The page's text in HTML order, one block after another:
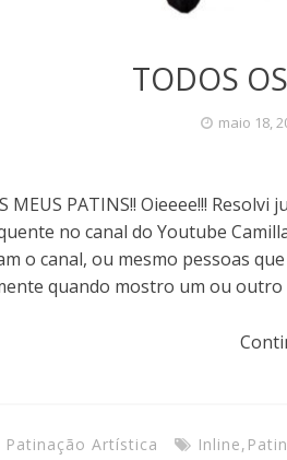
TODOS
maio 18,
MEUS PATINS!! Oieeee!!!
no canal do Youtube
o canal, ou mesmo pessoas
quando mostro um ou
Patinação Artística Inline,